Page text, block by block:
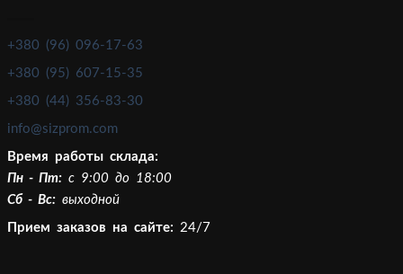
+380 (96) 096-17-63
+380 (95) 607-15-35
+380 (44) 356-83-30
info@sizprom.com
Время работы склада:
Пн - Пт: c 9:00 до 18:00
Сб - Вс: выходной
Прием заказов на сайте: 24/7